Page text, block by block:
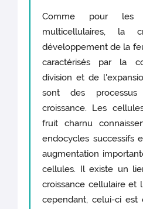
Comme pour les
multicellulaires, la
développement de la
caractérisés par la
division et de
sont des
croissance. Les
fruit charnu
endocycles successifs
augmentation
cellules. Il existe un
croissance cellulaire et
cependant, celui-ci est